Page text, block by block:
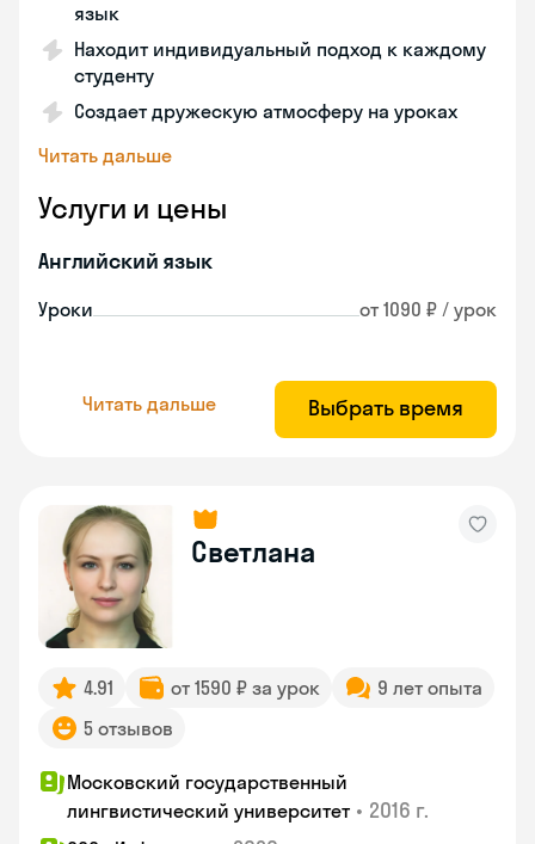
язык
Находит индивидуальный подход к каждому
студенту
Создает дружескую атмосферу на уроках
Читать дальше
Услуги и цены
Английский язык
Уроки от 1090 ₽ / урок
Читать дальше Выбрать время
Светлана
4.91 от 1590 ₽ за урок
9 лет опыта
5 отзывов
Московский государственный
лингвистический университет • 2016 г.